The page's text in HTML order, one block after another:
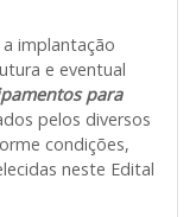
implantação
e eventual
para
pelos diversos
condições,
neste Edital